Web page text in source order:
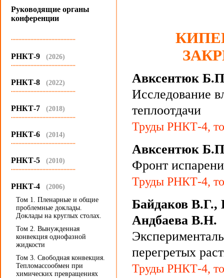
Руководящие органы
конференции
...........................................
РНКТ-9 (2026)
...........................................
РНКТ-8 (2022)
...........................................
РНКТ-7 (2018)
...........................................
РНКТ-6 (2014)
...........................................
РНКТ-5 (2010)
...........................................
РНКТ-4 (2006)
Том 1. Пленарные и общие
проблемные доклады.
Доклады на круглых столах.
Том 2. Вынужденная
конвекция однофазной
жидкости
Том 3. Свободная конвекция.
Тепломассообмен при
химических превращениях
Авксентюк
Исследование
теплоотдачи
Труды РНКТ-4,
Авксентюк
Фронт
Труды РНКТ-4,
Байдаков
Андбаева В.Н.
перегретых
Труды РНКТ-4,